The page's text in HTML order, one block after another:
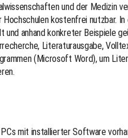
und der Medizin
kostenfrei nutzbar.
und anhand konkreter Beispiele
Literaturausgabe,
(Microsoft Word), um
mit installierter Software